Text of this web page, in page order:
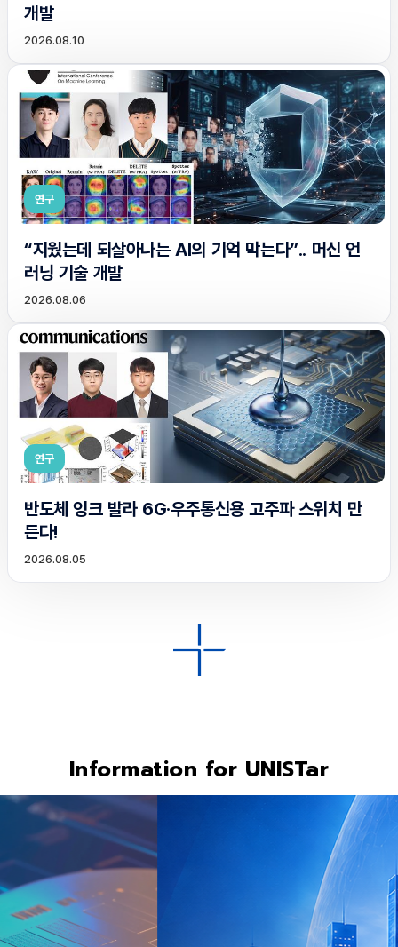
개발
2026.08.10
연구
“지웠는데 되살아나는 AI의 기억 막는다”.. 머신 언
러닝 기술 개발
2026.08.06
연구
반도체 잉크 발라 6G·우주통신용 고주파 스위치 만
든다!
2026.08.05
Information for UNISTar